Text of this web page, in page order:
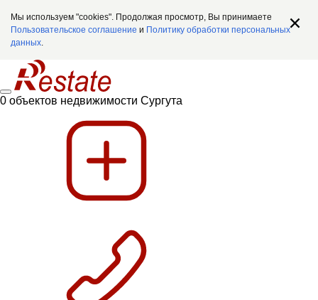
Мы используем "cookies". Продолжая просмотр, Вы принимаете
Пользовательское соглашение и Политику обработки персональных
данных.
0 объектов недвижимости Сургута